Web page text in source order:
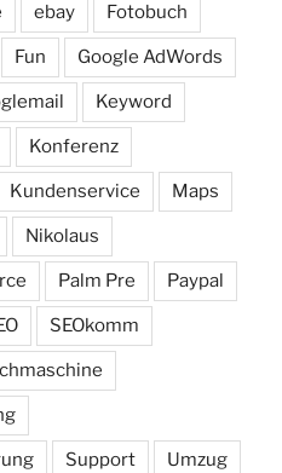
ebay Fotobuch
Fun Google AdWords
Keyword
Konferenz
Kundenservice Maps
Nikolaus
Palm Pre Paypal
SEOkomm
Support Umzug